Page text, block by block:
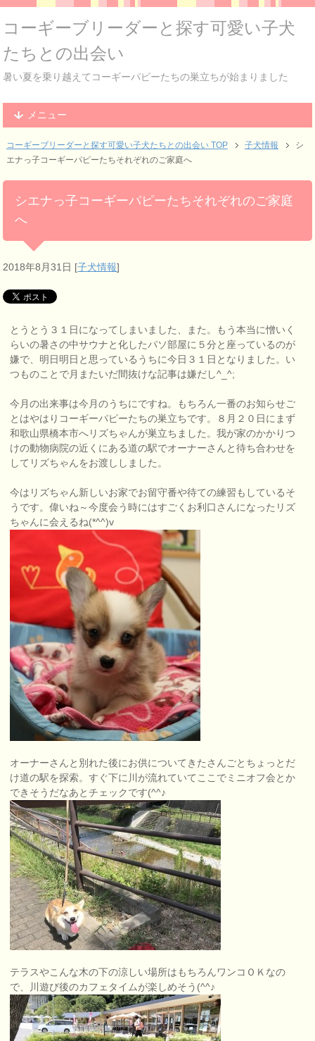
コーギーブリーダーと探す可愛い子犬
たちとの出会い
暑い夏を乗り越えてコーギーパピーたちの巣立ちが始まりました
メニュー
コーギーブリーダーと探す可愛い子犬たちとの出会い TOP 子犬情報
シ
エナっ子コーギーパピーたちそれぞれのご家庭へ
シエナっ子コーギーパピーたちそれぞれのご家庭
へ
2018年8月31日 [子犬情報]
とうとう３１日になってしまいました、また。もう本当に憎いく
らいの暑さの中サウナと化したパソ部屋に５分と座っているのが
嫌で、明日明日と思っているうちに今日３１日となりました。い
つものことで月またいだ間抜けな記事は嫌だし^_^;
今月の出来事は今月のうちにですね。もちろん一番のお知らせご
とはやはりコーギーパピーたちの巣立ちです。８月２０日にまず
和歌山県橋本市へリズちゃんが巣立ちました。我が家のかかりつ
けの動物病院の近くにある道の駅でオーナーさんと待ち合わせを
してリズちゃんをお渡ししました。
今はリズちゃん新しいお家でお留守番や待ての練習もしているそ
うです。偉いね～今度会う時にはすごくお利口さんになったリズ
ちゃんに会えるね(*^^)v
オーナーさんと別れた後にお供についてきたさんごとちょっとだ
け道の駅を探索。すぐ下に川が流れていてここでミニオフ会とか
できそうだなあとチェックです(^^♪
テラスやこんな木の下の涼しい場所はもちろんワンコＯＫなの
で、川遊び後のカフェタイムが楽しめそう(^^♪